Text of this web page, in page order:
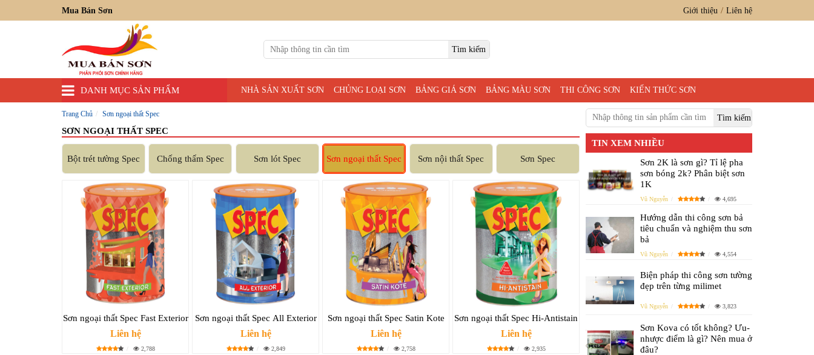
Mua Bán Sơn Giới thiệu Liên hệ
DANH MỤC SẢN PHẨM NHÀ SẢN XUẤT SƠN CHỦNG LOẠI SƠN BẢNG GIÁ SƠN BẢNG MÀU SƠN THI CÔNG SƠN KIẾN THỨC SƠN
Trang Chủ Sơn ngoại thất Spec
SƠN NGOẠI THẤT SPEC
Bột trét tường Spec Chống thấm Spec Sơn lót Spec Sơn ngoại thất Spec Sơn nội thất Spec Sơn Spec
Sơn ngoại thất Spec Fast Exterior
Liên hệ
2,788
Sơn ngoại thất Spec All Exterior
Liên hệ
2,849
Sơn ngoại thất Spec Satin Kote
Liên hệ
2,758
Sơn ngoại thất Spec Hi-Antistain
Liên hệ
2,935
TIN XEM NHIỀU
Sơn 2K là sơn gì? Tỉ lệ pha
sơn bóng 2k? Phân biệt sơn
1K
Vũ Nguyễn 4,695
Hướng dẫn thi công sơn bả
tiêu chuẩn và nghiệm thu sơn
bả
Vũ Nguyễn 4,554
Biện pháp thi công sơn tường
đẹp trên từng milimet
Vũ Nguyễn 3,823
Sơn Kova có tốt không? Ưu-
nhược điểm là gì? Nên mua ở
đâu?